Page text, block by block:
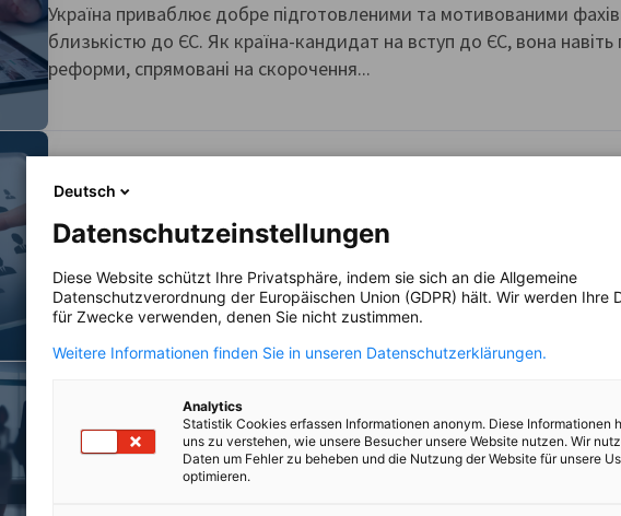
Україна приваблює добре підготовленими та мотивованими
близькістю до ЄС. Як країна-кандидат на вступ до ЄС, вона навіть
реформи, спрямовані на скорочення...
Пошук персоналу
Україна має добре підготовлену робочу силу, насамперед
Водночас у період війни доступність робочої сили
могли зосередитися на найважливішому, ми...
Представництво бізнесу
За допомогою цієї послуги Німецько-Українська промислово-
успішно підтримує малі та середні німецькі компанії, які
Deutsch
Datenschutzeinstellungen
Diese Website schützt Ihre Privatsphäre, indem sie sich an die Allgemeine
Datenschutzverordnung der Europäischen Union (GDPR) hält. Wir werden Ihre
für Zwecke verwenden, denen Sie nicht zustimmen.
Weitere Informationen finden Sie in unseren Datenschutzerklärungen.
Analytics
Statistik Cookies erfassen Informationen anonym. Diese Informationen
uns zu verstehen, wie unsere Besucher unsere Website nutzen. Wir
Daten um Fehler zu beheben und die Nutzung der Website für unsere
optimieren.